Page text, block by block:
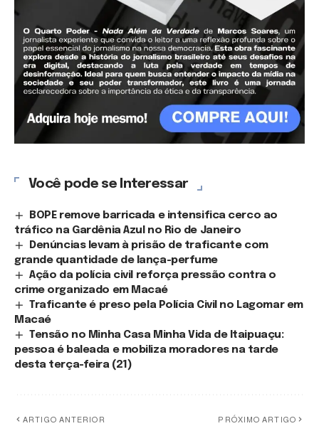
Você pode se Interessar
BOPE remove barricada e intensifica cerco ao
tráfico na Gardênia Azul no Rio de Janeiro
Denúncias levam à prisão de traficante com
grande quantidade de lança-perfume
Ação da polícia civil reforça pressão contra o
crime organizado em Macaé
Traficante é preso pela Polícia Civil no Lagomar em
Macaé
Tensão no Minha Casa Minha Vida de Itaipuaçu:
pessoa é baleada e mobiliza moradores na tarde
desta terça-feira (21)
ARTIGO ANTERIOR PRÓXIMO ARTIGO